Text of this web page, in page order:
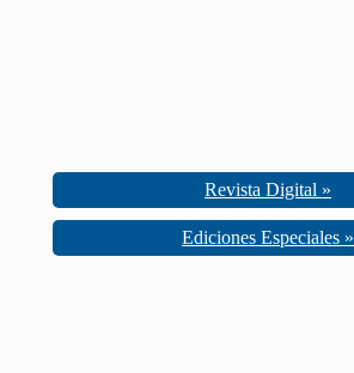
Revista Digital »
Ediciones Especiales »